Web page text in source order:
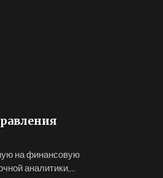
на финансовую
аналитики,...